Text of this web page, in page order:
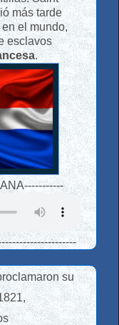
más tarde
el mundo,
esclavos
.
-----------
su